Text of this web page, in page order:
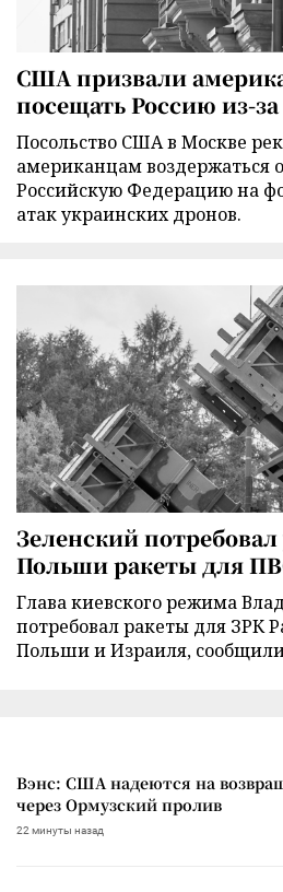
США призвали
посещать Россию из-
Посольство США в Москве
американцам воздержаться
Российскую Федерацию на
атак украинских дронов.
Зеленский
Польши ракеты для
Глава киевского режима
потребовал ракеты для ЗРК
Польши и Израиля,
Вэнс: США надеются на
через Ормузский пролив
22 минуты назад